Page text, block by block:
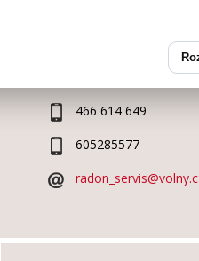
Jindřišská
(okres
466 614 649
605285577